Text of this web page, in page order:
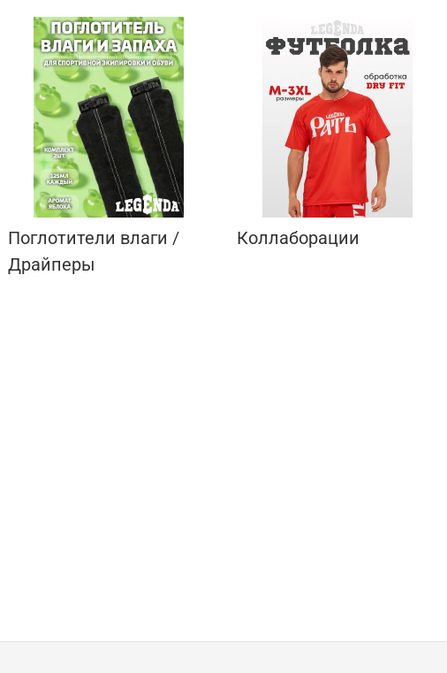
Поглотители влаги /
Драйперы
Коллаборации